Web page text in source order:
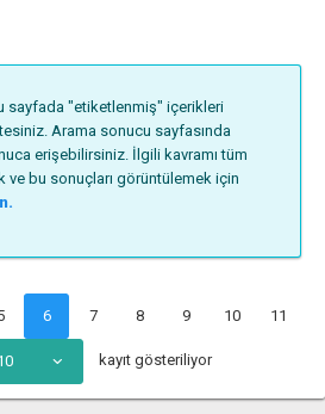
sayfada "etiketlenmiş" içerikleri
Arama sonucu sayfasında
erişebilirsiniz. İlgili kavramı tüm
ve bu sonuçları görüntülemek için
6 7 8 9 10 11
kayıt gösteriliyor